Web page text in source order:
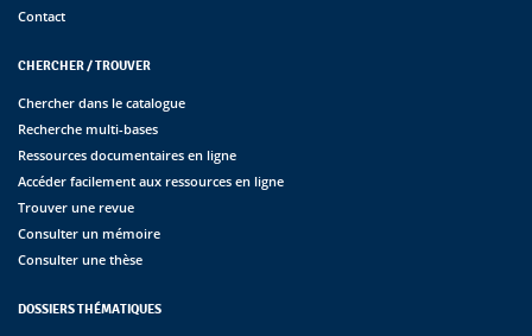
Contact
CHERCHER / TROUVER
Chercher dans le catalogue
Recherche multi-bases
Ressources documentaires en ligne
Accéder facilement aux ressources en ligne
Trouver une revue
Consulter un mémoire
Consulter une thèse
DOSSIERS THÉMATIQUES